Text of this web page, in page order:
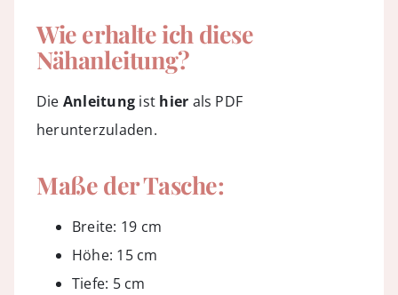
Wie erhalte ich diese
Nähanleitung?
Die Anleitung ist hier als PDF
herunterzuladen.
Maße der Tasche:
Breite: 19 cm
Höhe: 15 cm
Tiefe: 5 cm